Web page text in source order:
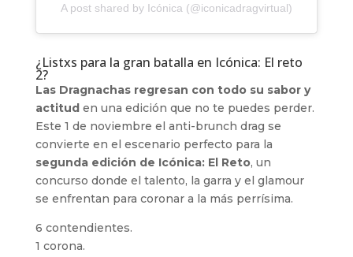
A post shared by Icónica (@iconicadragvirtual)
¿Listxs para la gran batalla en Icónica: El reto
2?
Las Dragnachas regresan con todo su sabor y
actituden una edición que no te puedes perder.
Este 1 de noviembre el anti-brunch drag se
convierte en el escenario perfecto para la
segunda edición de Icónica: El Reto, un
concurso donde el talento, la garra y el glamour
se enfrentan para coronar a la más perrísima.
6 contendientes.
1 corona.